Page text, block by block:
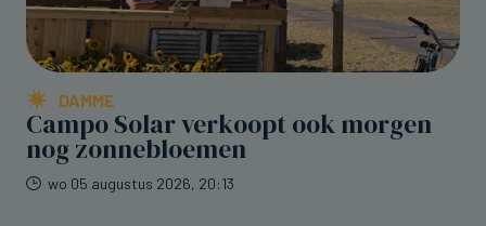
DAMME
Campo Solar verkoopt ook morgen
nog zonnebloemen
wo 05 augustus 2026, 20:13